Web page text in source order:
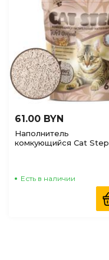
61.00 BYN
Наполнитель
комкующийся Cat Step
Есть в наличии